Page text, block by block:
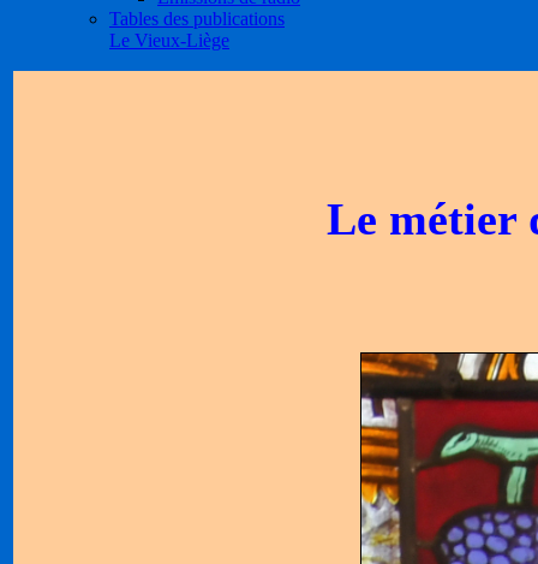
Tables des publications
Le Vieux-Liège
Le métier